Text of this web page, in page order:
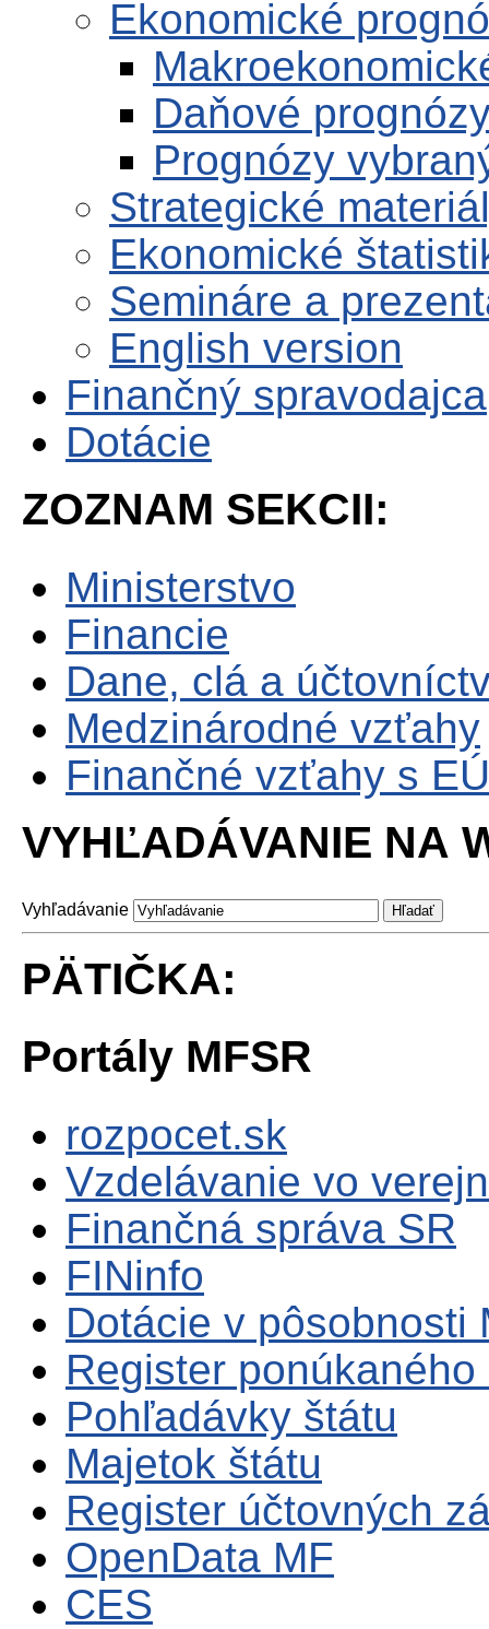
Ekonomické
Daňové
Prognózy
Strategické
Ekonomické
Semináre a
English version
Finančný spravodajca
Dotácie
ZOZNAM SEKCII:
Ministerstvo
Financie
Dane, clá a
Medzinárodné vzťahy
Finančné vzťahy s EÚ
VYHĽADÁVANIE NA
Vyhľadávanie
PÄTIČKA:
Portály MFSR
rozpocet.sk
Vzdelávanie vo
Finančná správa SR
FINinfo
Dotácie v pôsobnosti
Register
Pohľadávky štátu
Majetok štátu
Register účtovných
OpenData MF
CES